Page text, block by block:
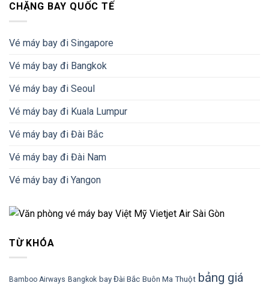
CHẶNG BAY QUỐC TẾ
Vé máy bay đi Singapore
Vé máy bay đi Bangkok
Vé máy bay đi Seoul
Vé máy bay đi Kuala Lumpur
Vé máy bay đi Đài Bắc
Vé máy bay đi Đài Nam
Vé máy bay đi Yangon
TỪ KHÓA
Bamboo Airways Bangkok bay Đài Bắc Buôn Ma Thuột bảng giá